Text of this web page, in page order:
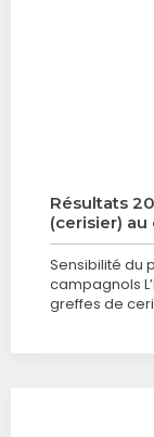
Résultats
(cerisier)
Sensibilité du
campagnols
greffes de